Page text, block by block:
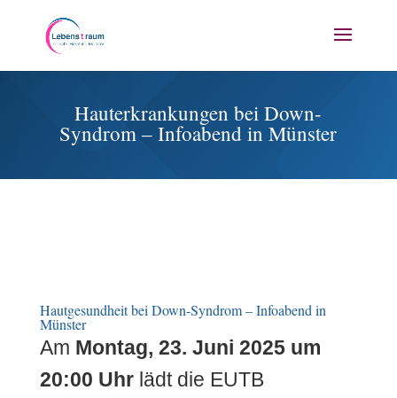
Hauterkrankungen bei Down-
Syndrom – Infoabend in Münster
Hautgesundheit bei Down-Syndrom – Infoabend in
Münster
Am Montag, 23. Juni 2025 um
20:00 Uhrlädt die EUTB